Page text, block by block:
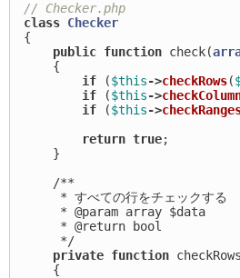
// Checker.php
class Checker
{
public function check(
{
if
($this->checkRows(
if
($this->
if
($this->
return true;
}
/**
     * すべての行をチェックする
     * @param array $data
     * @return bool
     */
private function checkRows
{